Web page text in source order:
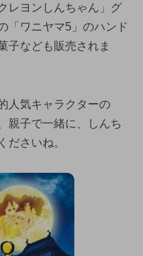
レヨンしんちゃん」グ
「ワニヤマ5」のハンド
子なども販売されま
人気キャラクターの
親子で一緒に、しんち
ださいね。